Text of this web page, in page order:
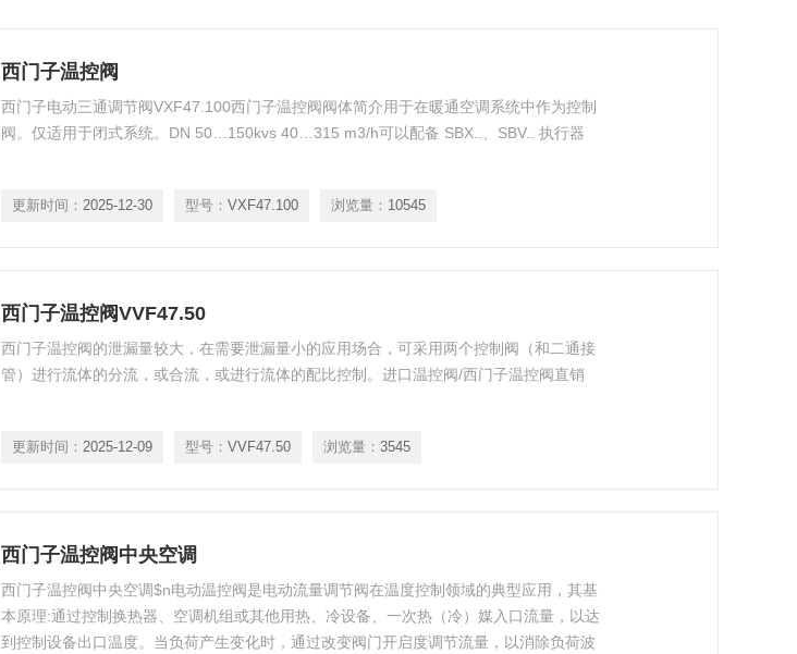
西门子温控阀
西门子电动三通调节阀VXF47.100西门子温控阀阀体简介用于在暖通空调系统中作为控制
阀。仅适用于闭式系统。DN 50…150kvs 40…315 m3/h可以配备 SBX..、SBV.. 执行器
更新时间： 2025-12-30 型号： VXF47.100 浏览量： 10545
西门子温控阀VVF47.50
西门子温控阀的泄漏量较大，在需要泄漏量小的应用场合，可采用两个控制阀（和二通接
管）进行流体的分流，或合流，或进行流体的配比控制。进口温控阀/西门子温控阀直销
更新时间： 2025-12-09 型号： VVF47.50 浏览量： 3545
西门子温控阀中央空调
西门子温控阀中央空调$n电动温控阀是电动流量调节阀在温度控制领域的典型应用，其基
本原理:通过控制换热器、空调机组或其他用热、冷设备、一次热（冷）媒入口流量，以达
到控制设备出口温度。当负荷产生变化时，通过改变阀门开启度调节流量，以消除负荷波